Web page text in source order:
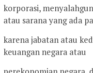
korporasi,
atau sarana yang ada
karena jabatan atau
keuangan negara atau